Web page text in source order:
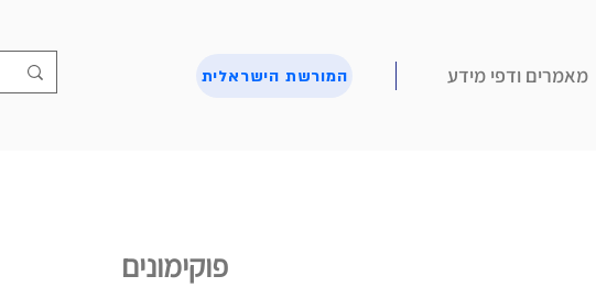
המורשת הישראלית מאמרים ודפי מידע
פוקימונים